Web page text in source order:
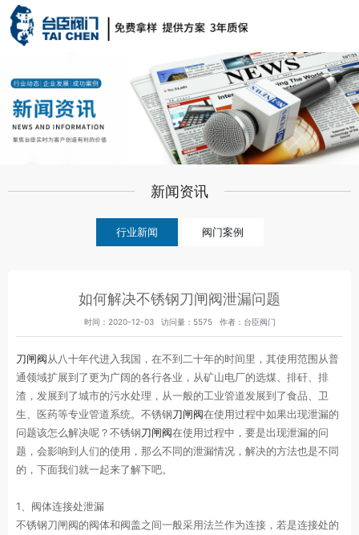
新闻资讯
行业新闻 阀门案例
如何解决不锈钢刀闸阀泄漏问题
时间：2020-12-03 访问量：5575 作者：台臣阀门
刀闸阀从八十年代进入我国，在不到二十年的时间里，其使用范围从普
通领域扩展到了更为广阔的各行各业，从矿山电厂的选煤、排矸、排
渣，发展到了城市的污水处理，从一般的工业管道发展到了食品、卫
生、医药等专业管道系统。不锈钢刀闸阀在使用过程中如果出现泄漏的
问题该怎么解决呢？不锈钢刀闸阀在使用过程中，要是出现泄漏的问
题，会影响到人们的使用，那么不同的泄漏情况，解决的方法也是不同
的，下面我们就一起来了解下吧。
1、阀体连接处泄漏
不锈钢刀闸阀的阀体和阀盖之间一般采用法兰作为连接，若是连接处的